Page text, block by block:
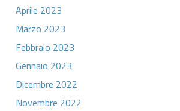
Aprile 2023
Marzo 2023
Febbraio 2023
Gennaio 2023
Dicembre 2022
Novembre 2022